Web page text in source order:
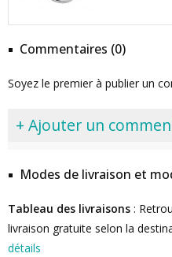
Commentaires (0)
Soyez le premier à publier un
+ Ajouter un
Modes de livraison et
Tableau des livraisons :
livraison gratuite selon la
détails